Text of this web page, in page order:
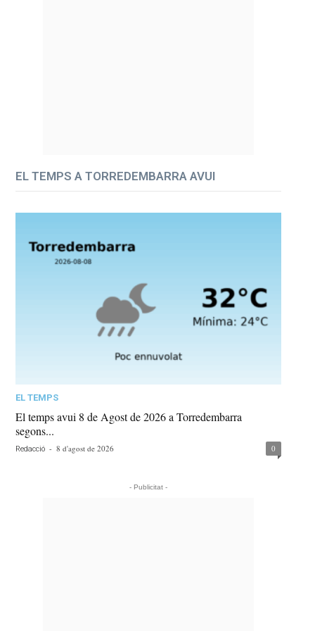
EL TEMPS A TORREDEMBARRA AVUI
EL TEMPS
El temps avui 8 de Agost de 2026 a Torredembarra
segons...
Redacció - 8 d'agost de 2026 0
- Publicitat -